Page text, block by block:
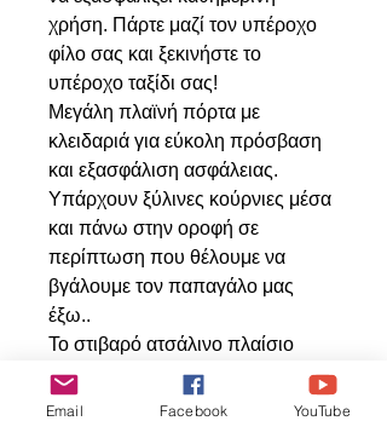
χρήση. Πάρτε μαζί τον υπέροχο
φίλο σας και ξεκινήστε το
υπέροχο ταξίδι σας!
Μεγάλη πλαϊνή πόρτα με
κλειδαριά για εύκολη πρόσβαση
και εξασφάλιση ασφάλειας.
Υπάρχουν ξύλινες κούρνιες μέσα
και πάνω στην οροφή σε
περίπτωση που θέλουμε να
βγάλουμε τον παπαγάλο μας
έξω..
Το στιβαρό ατσάλινο πλαίσιο
εξασφαλίζει ανθεκτικότητα και
ασφάλεια.
Email Facebook YouTube